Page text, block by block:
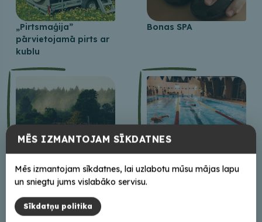
„Pirtsmaģija”
pārvietojamā pirts ar
kublu
Bonas SPA
Peldošā pirts ar jumta
MĒS IZMANTOJAM SĪKDATNES
Mēs izmantojam sīkdatnes, lai uzlabotu mūsu mājas lapu
un sniegtu jums vislabāko servisu.
Sīkdatņu politika